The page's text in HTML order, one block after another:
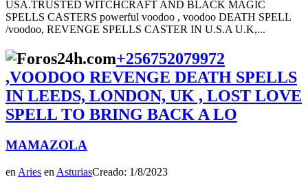
USA.TRUSTED WITCHCRAFT AND BLACK MAGIC
SPELLS CASTERS powerful voodoo , voodoo DEATH SPELL
/voodoo, REVENGE SPELLS CASTER IN U.S.A U.K,...
+256752079972
,VOODOO REVENGE DEATH SPELLS
IN LEEDS, LONDON, UK , LOST LOVE
SPELL TO BRING BACK A LO
MAMAZOLA
en Aries en AsturiasCreado: 1/8/2023